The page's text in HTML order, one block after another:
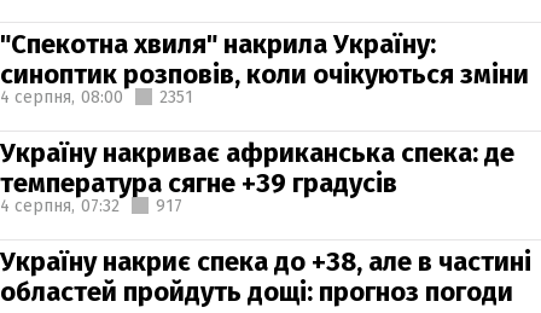
"Спекотна хвиля" накрила Україну:
синоптик розповів, коли очікуються зміни
4 серпня, 08:00 2351
Україну накриває африканська спека: де
температура сягне +39 градусів
4 серпня, 07:32 917
Україну накриє спека до +38, але в частині
областей пройдуть дощі: прогноз погоди